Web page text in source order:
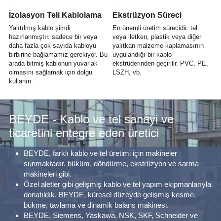
İzolasyon Teli Kablolama
Yalıtılmış kablo şimdi
hazırlanmıştır. sadece bir veya
daha fazla çok sayıda kabloyu
birbirine bağlamamız gerekiyor. Bu
arada bitmiş kablonun yuvarlak
olmasını sağlamak için dolgu
kullanın.
Ekstrüzyon Süreci
En önemli üretim sürecidir. tel
veya iletken, plastik veya diğer
yalıtkan malzeme kaplamasının
uygulandığı bir kablo
ekstrüderinden geçirilir. PVC, PE,
LSZH, vb.
BEYDE - Kablo ve tel sanayi ve
ticaretini entegre eden üretici
BEYDE, farklı kablo ve tel üretimi için makineler
sunmaktadır. büküm, döndürme, ekstrüzyon ve sarma
makineleri gibi.
Özel aletler gibi gelişmiş kablo ve tel yapım ekipmanlarıyla
donatıldık. BEYDE, küresel düzeyde gelişmiş kesme,
bükme, tavlama ve dinamik balans makinesi.
BEYDE, Siemens, Yaskawa, NSK, SKF, Schneider ve